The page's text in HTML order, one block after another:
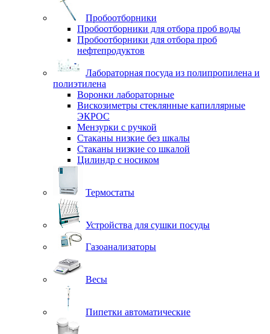
Пробоотборники
Пробоотборники для отбора проб воды
Пробоотборники для отбора проб
нефтепродуктов
Лабораторная посуда из полипропилена и
полиэтилена
Воронки лабораторные
Вискозиметры стеклянные капиллярные
ЭКРОС
Мензурки с ручкой
Стаканы низкие без шкалы
Стаканы низкие со шкалой
Цилиндр с носиком
Термостаты
Устройства для сушки посуды
Газоанализаторы
Весы
Пипетки автоматические